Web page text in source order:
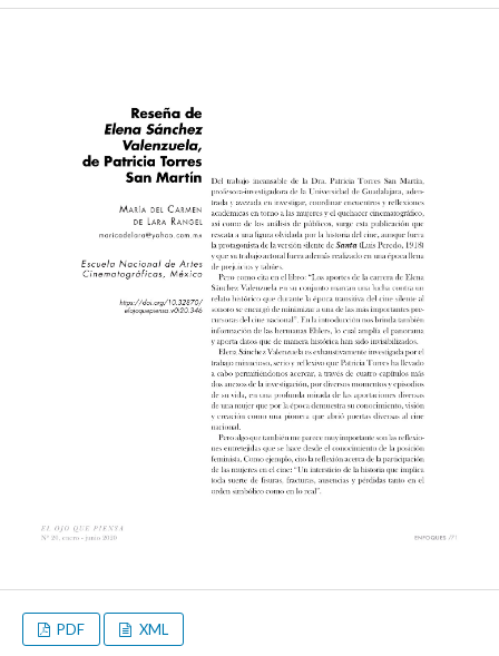
PDF XML